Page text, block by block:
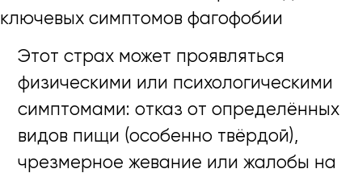
ключевых симптомов фагофобии
Этот страх может проявляться
физическими или психологическими
симптомами: отказ от определённых
видов пищи (особенно твёрдой),
чрезмерное жевание или жалобы на